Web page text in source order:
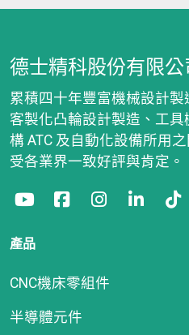
德士精科股份有限公
累積四十年豐富機械設計
客製化凸輪設計製造、工
構 ATC 及自動化設備所用
受各業界一致好評與肯定。
產品
CNC機床零組件
半導體元件